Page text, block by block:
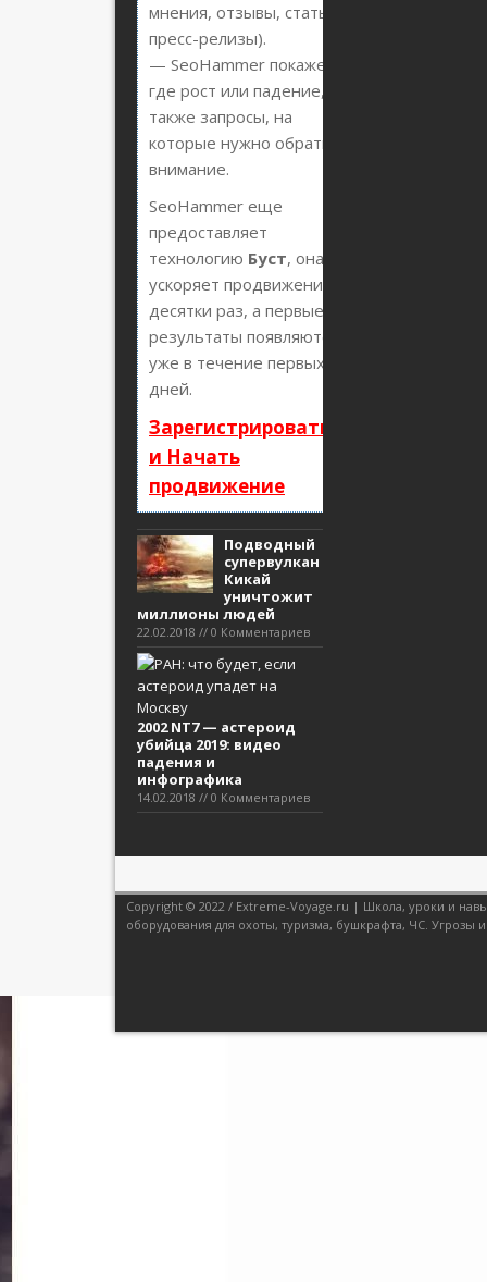
мнения, отзывы, статьи,
пресс-релизы).
— SeoHammer покажет,
где рост или падение, а
также запросы, на
которые нужно обратить
внимание.
SeoHammer еще
предоставляет
технологию Буст, она
ускоряет продвижение в
десятки раз, а первые
результаты появляются
уже в течение первых 7
дней.
Зарегистрироваться
и Начать
продвижение
Подводный
супервулкан
Кикай
уничтожит
миллионы людей
22.02.2018 // 0 Комментариев
2002 NT7 — астероид
убийца 2019: видео
падения и
инфографика
14.02.2018 // 0 Комментариев
Copyright © 2022 / Extreme-Voyage.ru | Школа, уроки и
оборудования для охоты, туризма, бушкрафта, ЧС. Угрозы